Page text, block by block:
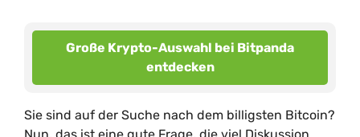
Große Krypto-Auswahl bei Bitpanda
entdecken
Sie sind auf der Suche nach dem billigsten Bitcoin?